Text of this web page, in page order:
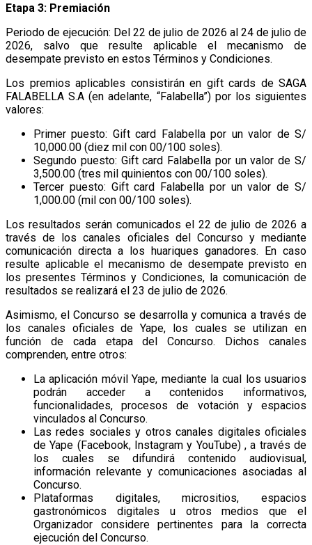
Etapa 3: Premiación
Periodo de ejecución: Del 22 de julio de 2026 al 24 de julio de
2026, salvo que resulte aplicable el mecanismo de
desempate previsto en estos Términos y Condiciones.
Los premios aplicables consistirán en gift cards de SAGA
FALABELLA S.A (en adelante, “Falabella”) por los siguientes
valores:
Primer puesto: Gift card Falabella por un valor de S/
10,000.00 (diez mil con 00/100 soles).
Segundo puesto: Gift card Falabella por un valor de S/
3,500.00 (tres mil quinientos con 00/100 soles).
Tercer puesto: Gift card Falabella por un valor de S/
1,000.00 (mil con 00/100 soles).
Los resultados serán comunicados el 22 de julio de 2026 a
través de los canales oficiales del Concurso y mediante
comunicación directa a los huariques ganadores. En caso
resulte aplicable el mecanismo de desempate previsto en
los presentes Términos y Condiciones, la comunicación de
resultados se realizará el 23 de julio de 2026.
Asimismo, el Concurso se desarrolla y comunica a través de
los canales oficiales de Yape, los cuales se utilizan en
función de cada etapa del Concurso. Dichos canales
comprenden, entre otros:
La aplicación móvil Yape, mediante la cual los usuarios
podrán acceder a contenidos informativos,
funcionalidades, procesos de votación y espacios
vinculados al Concurso.
Las redes sociales y otros canales digitales oficiales
de Yape (Facebook, Instagram y YouTube) , a través de
los cuales se difundirá contenido audiovisual,
información relevante y comunicaciones asociadas al
Concurso.
Plataformas digitales, micrositios, espacios
gastronómicos digitales u otros medios que el
Organizador considere pertinentes para la correcta
ejecución del Concurso.